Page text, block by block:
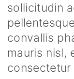
sollicitudin
convallis
mauris nisl,
consectetur